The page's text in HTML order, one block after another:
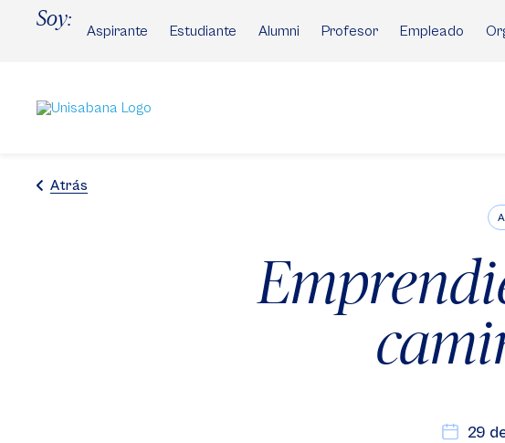
Soy:
Aspirante Estudiante Alumni Profesor Empleado
Atrás
29